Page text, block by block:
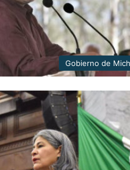
Gobierno de